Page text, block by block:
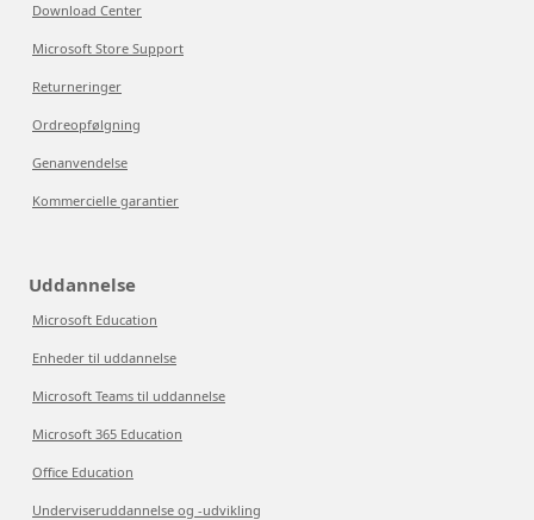
Download Center
Microsoft Store Support
Returneringer
Ordreopfølgning
Genanvendelse
Kommercielle garantier
Uddannelse
Microsoft Education
Enheder til uddannelse
Microsoft Teams til uddannelse
Microsoft 365 Education
Office Education
Underviseruddannelse og -udvikling